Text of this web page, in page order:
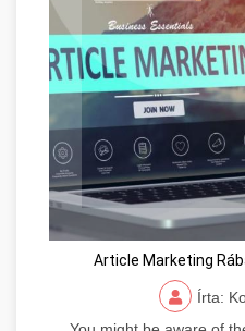
Article Marketing
Írta: